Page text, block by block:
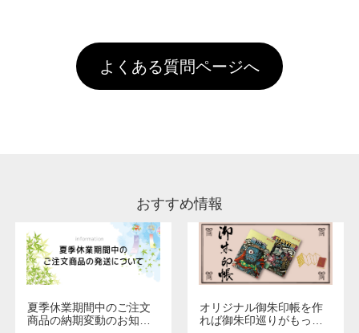
頂いても、ログインがされていなければ、ラン
クにカウントがされません。
害な性質で、水洗いで落とすことが可能です。
お手数ですが、お客様ご自身にて着用前に落と
していただけますようお願いいたします。※1
通常注文・直送機能でのご注文に関わらず、前
引」などによるお値引きで4,000円未満になる
場合は送料がかかりますので、ご注意くださ
い。
よくある質問ページへ
おすすめ情報
夏季休業期間中のご注文
商品の納期変動のお知ら
オリジナル御朱印帳を作
れば御朱印巡りがもっと